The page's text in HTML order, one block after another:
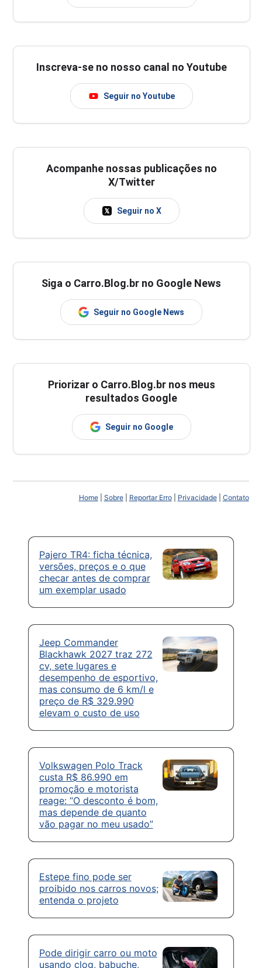
Inscreva-se no nosso canal no Youtube
Seguir no Youtube
Acompanhe nossas publicações no
X/Twitter
Seguir no X
Siga o Carro.Blog.br no Google News
Seguir no Google News
Priorizar o Carro.Blog.br nos meus
resultados Google
Seguir no Google
Home| Sobre| Reportar Erro| Privacidade| Contato
Pajero TR4: ficha técnica,
versões, preços e o que
checar antes de comprar
um exemplar usado
Jeep Commander
Blackhawk 2027 traz 272
cv, sete lugares e
desempenho de esportivo,
mas consumo de 6 km/l e
preço de R$ 329.990
elevam o custo de uso
Volkswagen Polo Track
custa R$ 86.990 em
promoção e motorista
reage: “O desconto é bom,
mas depende de quanto
vão pagar no meu usado”
Estepe fino pode ser
proibido nos carros novos;
entenda o projeto
Pode dirigir carro ou moto
usando clog, babuche,